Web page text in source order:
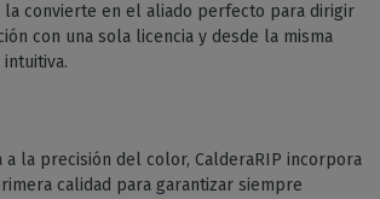
convierte en el aliado perfecto para dirigir
con una sola licencia y desde la misma
a la precisión del color, CalderaRIP incorpora
calidad para garantizar siempre